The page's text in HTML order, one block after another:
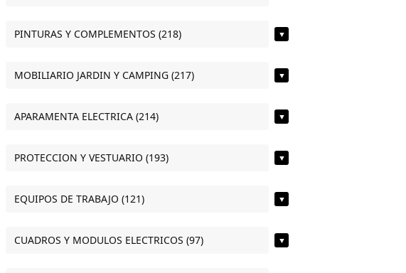
PINTURAS Y COMPLEMENTOS (218) ▼
MOBILIARIO JARDIN Y CAMPING (217) ▼
APARAMENTA ELECTRICA (214) ▼
PROTECCION Y VESTUARIO (193) ▼
EQUIPOS DE TRABAJO (121) ▼
CUADROS Y MODULOS ELECTRICOS (97) ▼